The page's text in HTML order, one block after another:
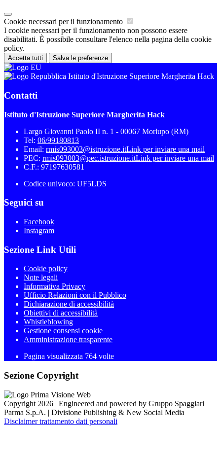
Cookie necessari per il funzionamento
I cookie necessari per il funzionamento non possono essere
disabilitati. È possibile consultare l'elenco nella pagina della cookie
policy.
Accetta tutti Salva le preferenze
Istituto d'Istruzione Superiore Margherita Hack
Contatti
Istituto d'Istruzione Superiore Margherita Hack
Largo Giovanni Paolo II n. 1 - 00067 Morlupo (RM)
Tel: 06/99180813
Email: rmis093003@istruzione.itLink per inviare una mail
PEC: rmis093003@pec.istruzione.itLink per inviare una mail
C.F.: 97197630581
Codice univoco: UF5LDS
Seguici su
Facebook
Instagram
Sezione Link Utili
Cookie policy
Note legali
Informativa Privacy
Ufficio Relazioni con il Pubblico
Dichiarazione di accessibilità
Obiettivi di accessibilità
Whistleblowing
Gestione consensi cookie
Amministrazione trasparente
Pagina visualizzata 764 volte
Sezione Copyright
Copyright 2026 | Engineered and powered by Gruppo Spaggiari
Parma S.p.A. | Divisione Publishing & New Social Media
Disclaimer trattamento dati personali